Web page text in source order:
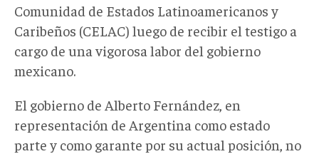
Comunidad de Estados Latinoamericanos y
Caribeños (CELAC) luego de recibir el testigo a
cargo de una vigorosa labor del gobierno
mexicano.
El gobierno de Alberto Fernández, en
representación de Argentina como estado
parte y como garante por su actual posición, no